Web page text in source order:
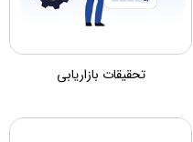
تحقیقات بازاریابی